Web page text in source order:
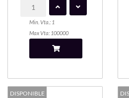
Min. Vta.: 1
Max Vta: 100000
DISPONIBLE